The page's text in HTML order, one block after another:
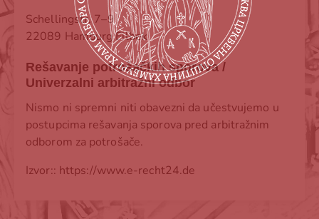
Schellingstr. 7–9
22089 Hamburg Eilbek
Rešavanje potrošačkih sporova /
Univerzalni arbitražni odbor
Nismo ni spremni niti obavezni da učestvujemo u
postupcima rešavanja sporova pred arbitražnim
odborom za potrošače.
Izvor:: https://www.e-recht24.de